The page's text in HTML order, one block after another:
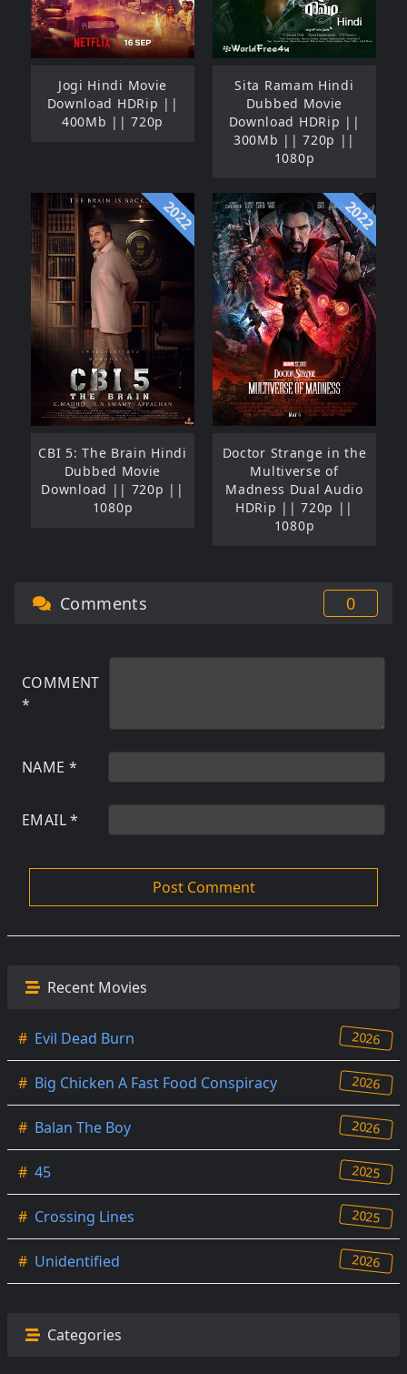
Jogi Hindi Movie
Download HDRip ||
400Mb || 720p
Sita Ramam Hindi
Dubbed Movie
Download HDRip ||
300Mb || 720p ||
1080p
2022
CBI 5: The Brain Hindi
Dubbed Movie
Download || 720p ||
1080p
2022
Doctor Strange in the
Multiverse of
Madness Dual Audio
HDRip || 720p ||
1080p
Comments 0
COMMENT
*
NAME *
EMAIL*
Recent Movies
# Evil Dead Burn 2026
# Big Chicken A Fast Food Conspiracy 2026
# Balan The Boy 2026
# 45 2025
# Crossing Lines 2025
# Unidentified 2026
Categories